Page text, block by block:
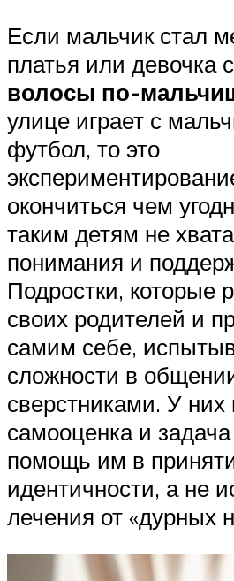
Если мальчик стал
платья или девочка
волосы по-
улице играет с
футбол, то это
окончиться чем
таким детям не
понимания и
Подростки, которые
своих родителей и
самим себе,
сложности в
сверстниками. У них
самооценка и
помощь им в
идентичности, а не
лечения от «дурных